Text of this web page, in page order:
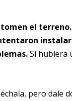
el terreno.
Si hubiera
pero dale